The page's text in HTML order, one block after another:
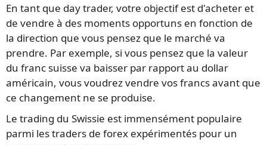
En tant que day trader, votre objectif est d'acheter et
de vendre à des moments opportuns en fonction de
la direction que vous pensez que le marché va
prendre. Par exemple, si vous pensez que la valeur
du franc suisse va baisser par rapport au dollar
américain, vous voudrez vendre vos francs avant que
ce changement ne se produise.
Le trading du Swissie est immensément populaire
parmi les traders de forex expérimentés pour un